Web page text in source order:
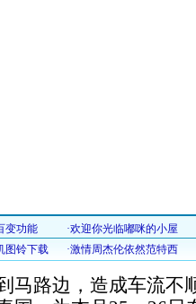
马路边，造成车流不